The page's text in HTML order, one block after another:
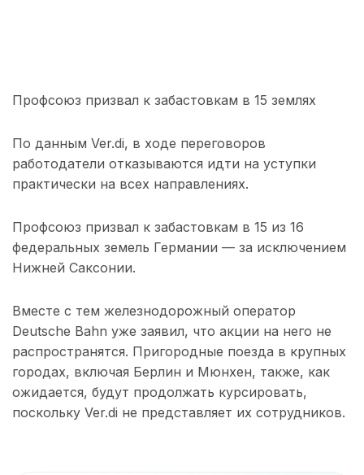
Профсоюз призвал к забастовкам в 15 землях
По данным Ver.di, в ходе переговоров
работодатели отказываются идти на уступки
практически на всех направлениях.
Профсоюз призвал к забастовкам в 15 из 16
федеральных земель Германии — за исключением
Нижней Саксонии.
Вместе с тем железнодорожный оператор
Deutsche Bahn уже заявил, что акции на него не
распространятся. Пригородные поезда в крупных
городах, включая Берлин и Мюнхен, также, как
ожидается, будут продолжать курсировать,
поскольку Ver.di не представляет их сотрудников.